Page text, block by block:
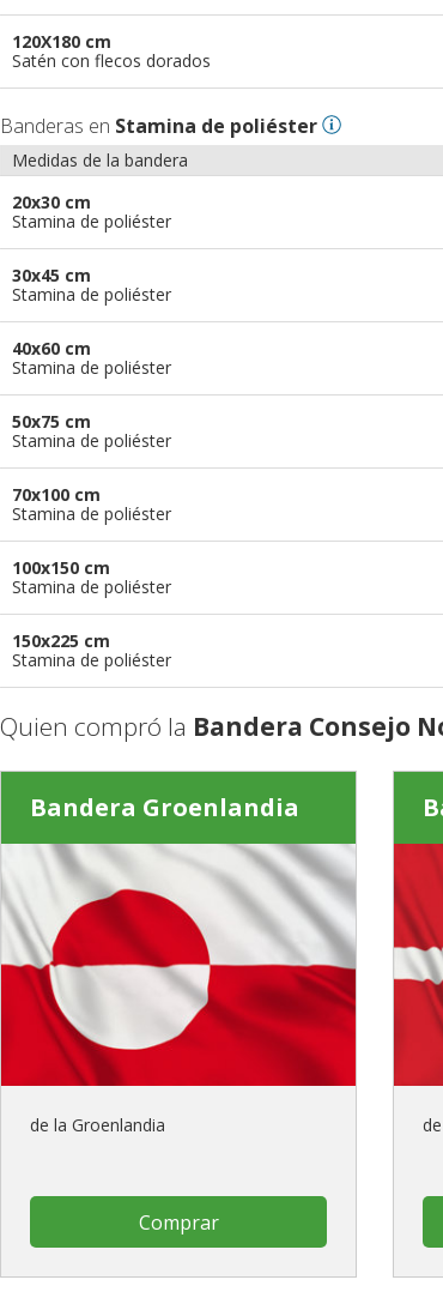
120X180 cm
Satén con flecos dorados
Banderas en Stamina de poliéster
Medidas de la bandera
20x30 cm
Stamina de poliéster
30x45 cm
Stamina de poliéster
40x60 cm
Stamina de poliéster
50x75 cm
Stamina de poliéster
70x100 cm
Stamina de poliéster
100x150 cm
Stamina de poliéster
150x225 cm
Stamina de poliéster
Quien compró la Bandera Consejo
Bandera Groenlandia
de la Groenlandia
Comprar